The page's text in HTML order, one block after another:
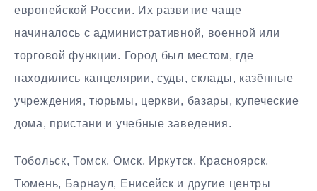
европейской России. Их развитие чаще
начиналось с административной, военной или
торговой функции. Город был местом, где
находились канцелярии, суды, склады, казённые
учреждения, тюрьмы, церкви, базары, купеческие
дома, пристани и учебные заведения.
Тобольск, Томск, Омск, Иркутск, Красноярск,
Тюмень, Барнаул, Енисейск и другие центры